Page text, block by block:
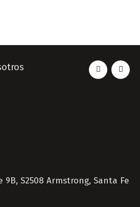
S2508 Armstrong, Santa Fe